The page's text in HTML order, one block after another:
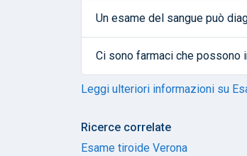
Un esame del sangue può
Ci sono farmaci che possono
Leggi ulteriori informazioni su
Ricerce correlate
Esame tiroide Verona